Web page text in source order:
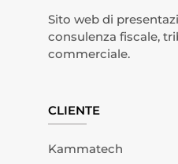
Sito web di
consulenza fiscale,
commerciale.
CLIENTE
Kammatech